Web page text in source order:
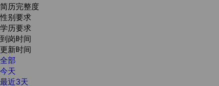
简历完整度
性别要求
学历要求
到岗时间
更新时间
全部
今天
最近3天